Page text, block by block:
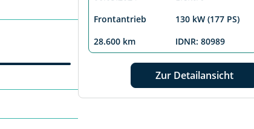
Frontantrieb
130 kW (177 PS)
28.600 km
IDNR: 80989
Zur Detailansicht